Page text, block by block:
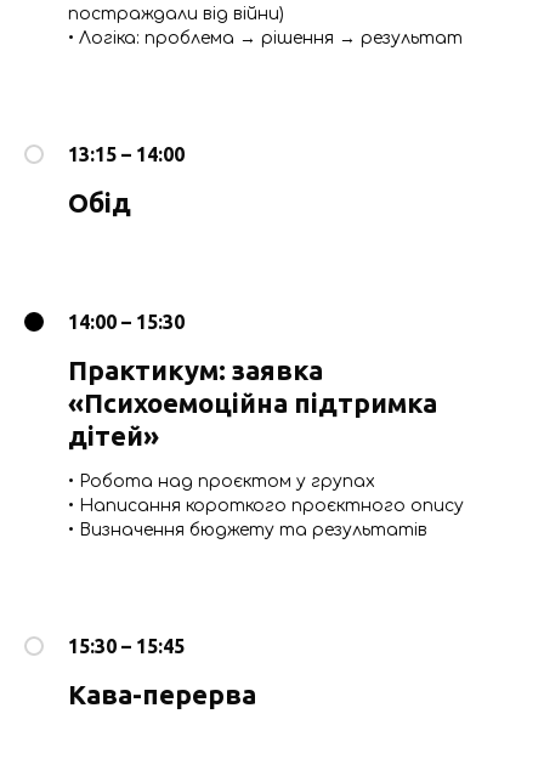
постраждали від війни)
• Логіка: проблема → рішення → результат
13:15 – 14:00
Обід
14:00 – 15:30
Практикум: заявка
«Психоемоційна підтримка
дітей»
• Робота над проєктом у групах
• Написання короткого проєктного опису
• Визначення бюджету та результатів
15:30 – 15:45
Кава-перерва